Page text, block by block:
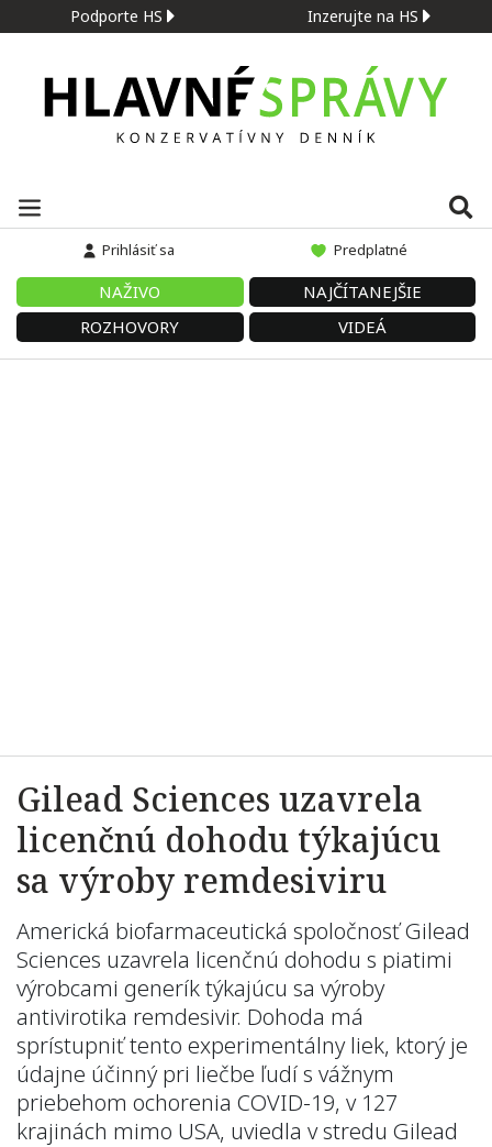
Podporte HS Inzerujte na HS
Prihlásiť sa Predplatné
NAŽIVO
NAJČÍTANEJŠIE
ROZHOVORY
VIDEÁ
Gilead Sciences uzavrela
licenčnú dohodu týkajúcu
sa výroby remdesiviru
Americká biofarmaceutická spoločnosť Gilead
Sciences uzavrela licenčnú dohodu s piatimi
výrobcami generík týkajúcu sa výroby
antivirotika remdesivir. Dohoda má
sprístupniť tento experimentálny liek, ktorý je
údajne účinný pri liečbe ľudí s vážnym
priebehom ochorenia COVID-19, v 127
krajinách mimo USA, uviedla v stredu Gilead